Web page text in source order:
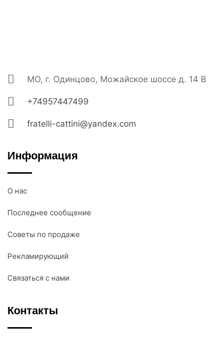
МО, г. Одинцово, Можайское шоссе д. 14 В
+74957447499
fratelli-cattini@yandex.com
Информация
О нас
Последнее сообщение
Советы по продаже
Рекламирующий
Связаться с нами
Контакты